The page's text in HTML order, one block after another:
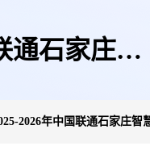
通石家庄智
2026年中国联通石家庄